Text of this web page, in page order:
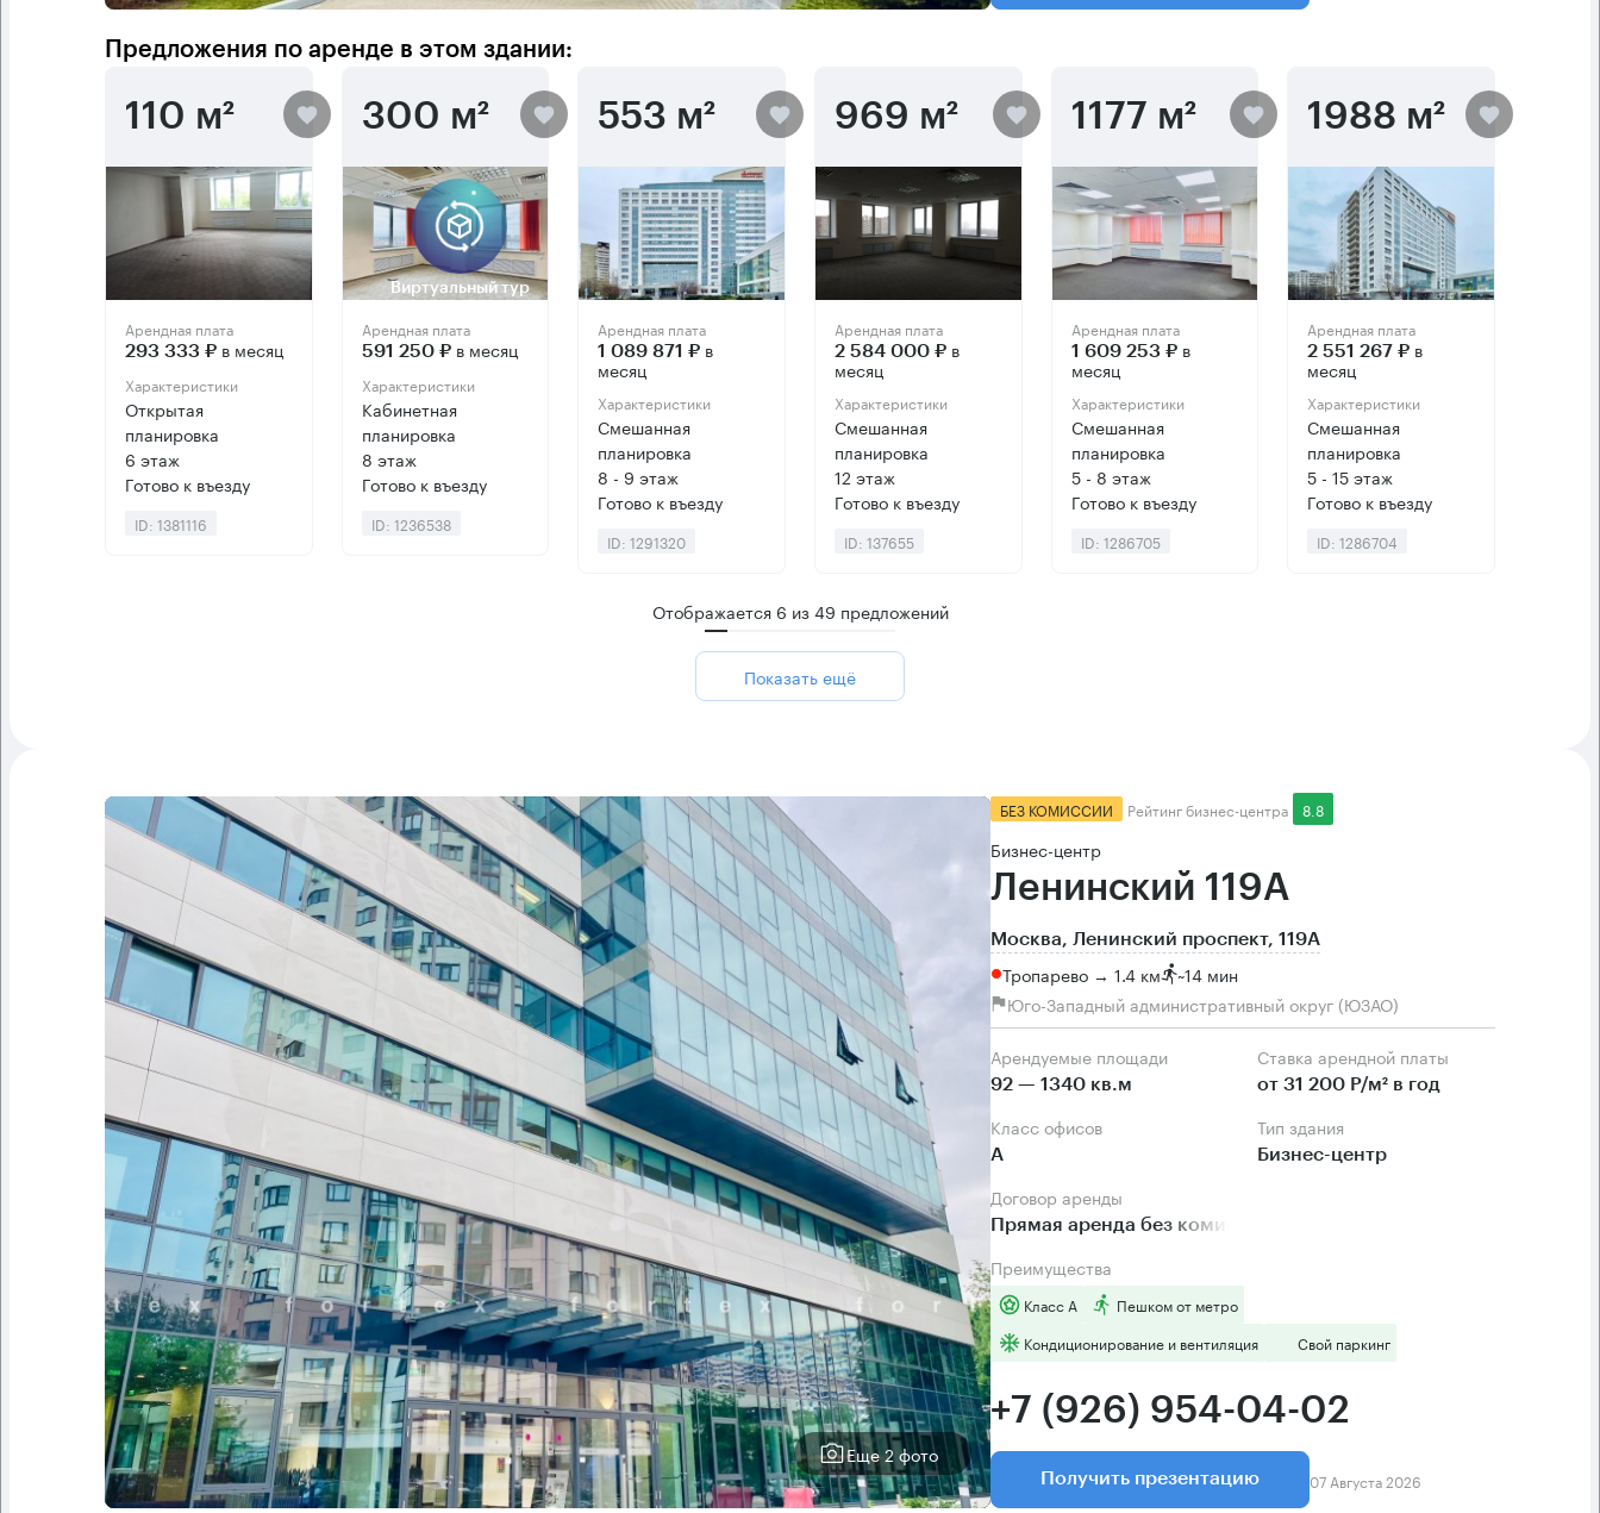
Предложения по аренде в этом здании:
110 м²
Арендная плата
293 333 ₽ в месяц
Характеристики
Открытая
планировка
6 этаж
Готово к въезду
ID: 1381116
300 м²
Виртуальный тур
Арендная плата
591 250 ₽в месяц
Характеристики
Кабинетная
планировка
8 этаж
Готово к въезду
ID: 1236538
553 м²
Арендная плата
1 089 871 ₽ в
месяц
Характеристики
Смешанная
планировка
8 - 9 этаж
Готово к въезду
ID: 1291320
969 м²
Арендная плата
2 584 000 ₽в
месяц
Характеристики
Смешанная
планировка
12 этаж
Готово к въезду
ID: 137655
1177 м²
Арендная плата
1 609 253 ₽в
месяц
Характеристики
Смешанная
планировка
5 - 8 этаж
Готово к въезду
ID: 1286705
1988 м²
Арендная плата
2 551 267 ₽ в
месяц
Характеристики
Смешанная
планировка
5 - 15 этаж
Готово к въезду
ID: 1286704
Отображается 6 из49 предложений
Показать ещё
Еще 2 фото
БЕЗ КОМИССИИ Рейтинг бизнес-центра 8.8
Бизнес-центр
Ленинский 119А
Москва, Ленинский проспект, 119А
Тропарево → 1.4 км ~14 мин
Юго-Западный административный округ (ЮЗАО)
Арендуемые площади
92 — 1340 кв.м
Ставка арендной платы
от 31 200 Р/м² в год
Класс офисов
А
Тип здания
Бизнес-центр
Договор аренды
Прямая аренда без комиссии
Преимущества
Класс А
Пешком от метро
Кондиционирование и вентиляция
Свой паркинг
+7 (926) 954-04-02
Получить презентацию 07 Августа 2026